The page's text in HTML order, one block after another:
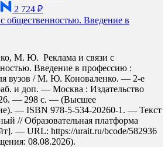
2 724 ₽
общественностью. Введение в
М. Ю. Реклама и связи с
Введение в профессию :
вузов / М. Ю. Коноваленко. — 2-е
и доп. — Москва : Издательство
— 298 с. — (Высшее
— ISBN 978-5-534-20260-1. — Текст
// Образовательная платформа
— URL: https://urait.ru/bcode/582936
08.08.2026).